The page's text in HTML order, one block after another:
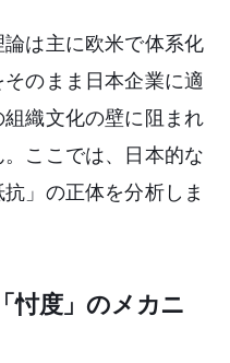
は主に欧米で体系化
のまま日本企業に適
織文化の壁に阻まれ
ここでは、日本的な
」の正体を分析しま
忖度」のメカニ